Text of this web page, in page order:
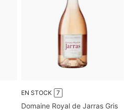
EN STOCK 7
Domaine Royal de Jarras Gris